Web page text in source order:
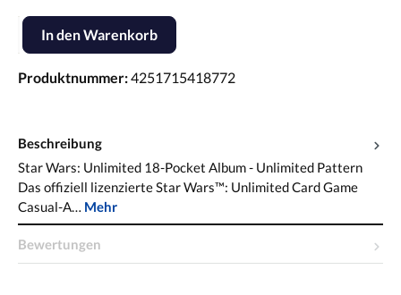
Produkt Anzahl: Gib den gewünschten Wert ein oder benutze die
In den Warenkorb
Produktnummer:4251715418772
Beschreibung
Star Wars: Unlimited 18-Pocket Album - Unlimited Pattern
Das offiziell lizenzierte Star Wars™: Unlimited Card Game
Casual-A… Mehr
Bewertungen